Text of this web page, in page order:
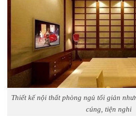
Thiết kế nội thất phòng ngủ tối giản
cúng, tiện nghi